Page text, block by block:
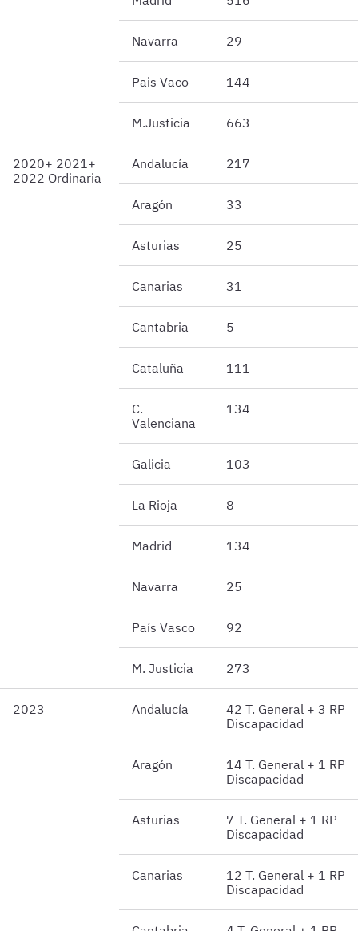
Navarra 29
Pais Vaco 144
M.Justicia 663
2020+ 2021+
2022 Ordinaria
Andalucía 217
Aragón 33
Asturias 25
Canarias 31
Cantabria 5
Cataluña 111
C.
Valenciana
134
Galicia 103
La Rioja 8
Madrid 134
Navarra 25
País Vasco 92
M. Justicia 273
2023 Andalucía
42 T. General + 3 RP
Discapacidad
Aragón
14 T. General + 1 RP
Discapacidad
Asturias
7 T. General + 1 RP
Discapacidad
Canarias
12 T. General + 1 RP
Discapacidad